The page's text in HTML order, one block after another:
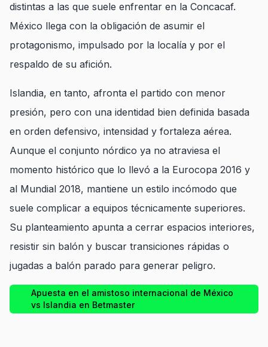
distintas a las que suele enfrentar en la Concacaf.
México llega con la obligación de asumir el
protagonismo, impulsado por la localía y por el
respaldo de su afición.
Islandia, en tanto, afronta el partido con menor
presión, pero con una identidad bien definida basada
en orden defensivo, intensidad y fortaleza aérea.
Aunque el conjunto nórdico ya no atraviesa el
momento histórico que lo llevó a la Eurocopa 2016 y
al Mundial 2018, mantiene un estilo incómodo que
suele complicar a equipos técnicamente superiores.
Su planteamiento apunta a cerrar espacios interiores,
resistir sin balón y buscar transiciones rápidas o
jugadas a balón parado para generar peligro.
Apuesta en el amistoso internacional de México
vs Islandia en Betmaster